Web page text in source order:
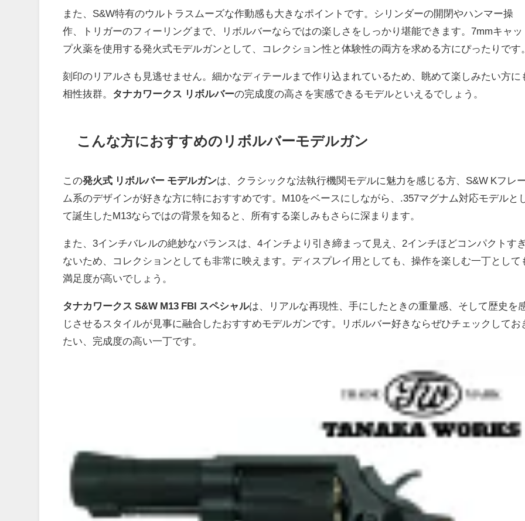
また、S&W特有のウルトラスムーズな作動感も大きなポイントです。シリンダーの開閉やハンマー操
作、トリガーのフィーリングまで、リボルバーならではの楽しさをしっかり堪能できます。7mmキャッ
プ火薬を使用する発火式モデルガンとして、コレクション性と体験性の両方を求める方にぴったりです
刻印のリアルさも見逃せません。細かなディテールまで作り込まれているため、眺めて楽しみたい方に
相性抜群。 タナカワークス リボルバーの完成度の高さを実感できるモデルといえるでしょう。
こんな方におすすめのリボルバーモデルガン
この発火式 リボルバー モデルガンは、クラシックな法執行機関モデルに魅力を感じる方、S&W Kフレ
ム系のデザインが好きな方に特におすすめです。M10をベースにしながら、.357マグナム対応モデルと
て誕生したM13ならではの背景を知ると、所有する楽しみもさらに深まります。
また、3インチバレルの絶妙なバランスは、4インチより引き締まって見え、2インチほどコンパクトす
ないため、コレクションとしても非常に映えます。ディスプレイ用としても、操作を楽しむ一丁として
満足度が高いでしょう。
タナカワークス S&W M13 FBI スペシャルは、リアルな再現性、手にしたときの重量感、そして歴史を
じさせるスタイルが見事に融合したおすすめモデルガンです。リボルバー好きならぜひチェックしてお
たい、完成度の高い一丁です。